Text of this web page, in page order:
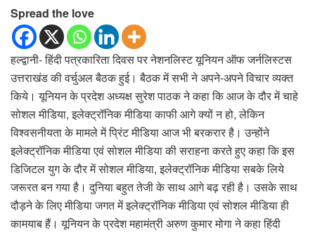
Spread the love
हल्द्वानी- हिंदी पत्रकारिता दिवस पर नेशनलिस्ट यूनियन ऑफ जर्नलिस्टस
उत्तराखंड की वर्चुअल बैठक हुई। बैठक में सभी ने अपने-अपने विचार व्यक्त
किये। यूनियन के प्रदेश अध्यक्ष सुरेश पाठक ने कहा कि आज के दौर में चाहे
सोशल मीडिया, इलेक्ट्रॉनिक मीडिया काफी आगे क्यों न हो, लेकिन
विश्वसनीयता के मामले में प्रिंट मीडिया आज भी बरकरार है। उन्होंने
इलेक्ट्रॉनिक मीडिया एवं सोशल मीडिया की सराहना करते हुए कहा कि इस
डिजिटल युग के दौर में सोशल मीडिया, इलेक्ट्रॉनिक मीडिया सबके लिये
जरूरत बन गया है। दुनिया बहुत तेजी के साथ आगे बढ़ रही है। उसके साथ
दौड़ने के लिए मीडिया जगत में इलेक्ट्रॉनिक मीडिया एवं सोशल मीडिया ही
कामयाब हैं। यूनियन के प्रदेश महामंत्री अरुण कुमार मोगा ने कहा हिंदी